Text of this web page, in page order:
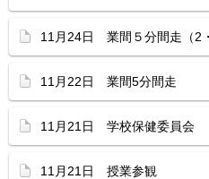
11月24日 業間５分間走（2
11月22日 業間5分間走
11月21日 学校保健委員会
11月21日 授業参観